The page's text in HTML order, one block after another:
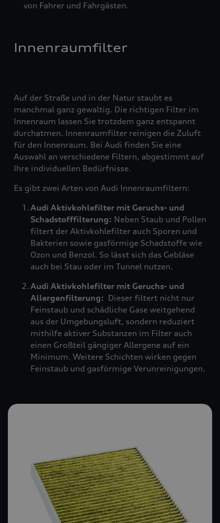
von Fahrer und Fahrgästen.
Innenraumfilter
Auf der Straße und in der Natur staubt es
manchmal ganz gewaltig. Die richtigen Filter im
Innenraum lassen Sie trotzdem ganz entspannt
durchatmen. Innenraumfilter reinigen die Zuluft
für den Innenraum. Bei Audi finden Sie eine
Auswahl an verschiedene Filtern, abgestimmt auf
Ihre individuellen Bedürfnisse.
Es gibt zwei Arten von Audi Innenraumfiltern:
Audi Aktivkohlefilter mit Geruchs- und
Schadstofffilterung: Neben Staub und Pollen
filtert der Aktivkohlefilter auch Sporen und
Bakterien sowie gasförmige Schadstoffe wie
Ozon und Benzol. So lässt sich das Gebläse
auch bei Stau oder im Tunnel nutzen.
Audi Aktivkohlefilter mit Geruchs- und
Allergenfilterung: Dieser filtert nicht nur
Feinstaub und schädliche Gase weitgehend
aus der Umgebungsluft, sondern reduziert
mithilfe aktiver Substanzen im Filter auch
einen Großteil gängiger Allergene auf ein
Minimum. Weitere Schichten wirken gegen
Feinstaub und gasförmige Verunreinigungen.